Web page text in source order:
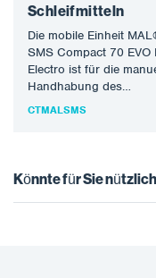
Schleifmitteln
Die mobile Einheit
SMS Compact 70 EVO
Electro ist für die
Handhabung des
Saugschlauches und
CTMALSMS
Könnte für Sie